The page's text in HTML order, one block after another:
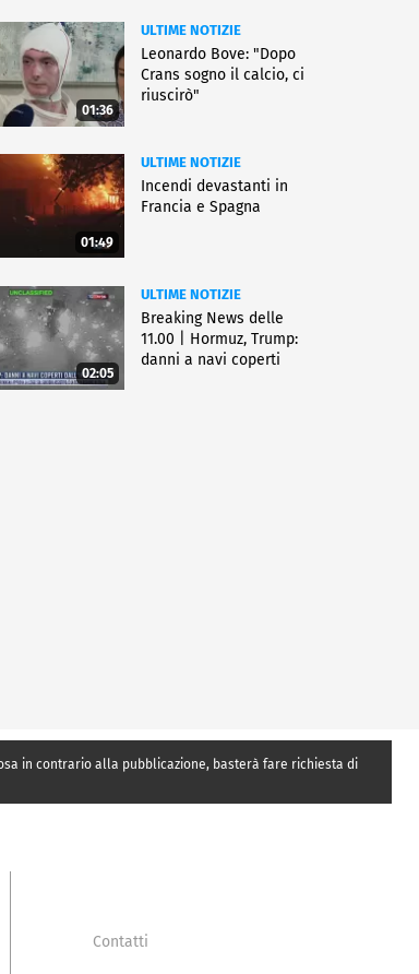
01:36
ULTIME NOTIZIE
Leonardo Bove: "Dopo
Crans sogno il calcio, ci
riuscirò"
01:49
ULTIME NOTIZIE
Incendi devastanti in
Francia e Spagna
02:05
ULTIME NOTIZIE
Breaking News delle
11.00 | Hormuz, Trump:
danni a navi coperti
in contrario alla pubblicazione, basterà fare richiesta di
Contatti